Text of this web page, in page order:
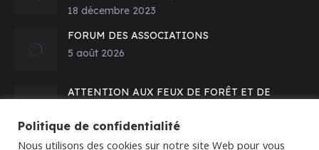
fenêtre18 décembre 2023
FORUM DES ASSOCIATIONS
5 août 2026
ATTENTION AUX FEUX DE FORÊT ET DE
16 juillet 2026
Politique de confidentialité
Nous utilisons des cookies sur notre site Web pour vous